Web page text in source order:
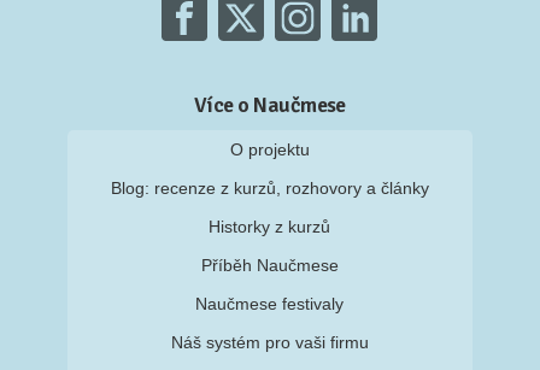
Více o Naučmese
O projektu
Blog: recenze z kurzů, rozhovory a články
Historky z kurzů
Příběh Naučmese
Naučmese festivaly
Náš systém pro vaši firmu